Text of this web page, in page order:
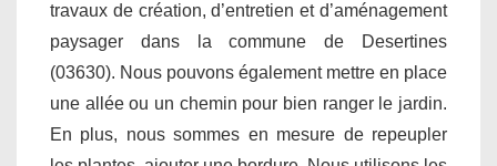
travaux de création, d’entretien et d’aménagement
paysager dans la commune de Desertines
(03630). Nous pouvons également mettre en place
une allée ou un chemin pour bien ranger le jardin.
En plus, nous sommes en mesure de repeupler